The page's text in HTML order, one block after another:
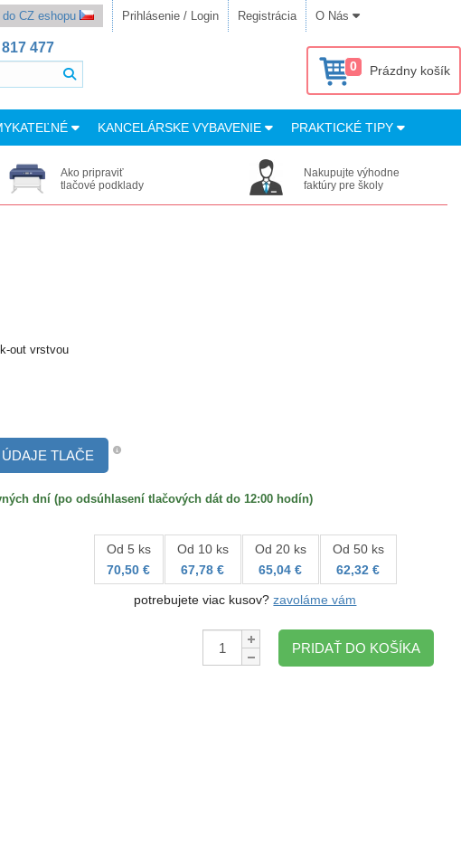
do CZ eshopu Prihlásenie / Login Registrácia O Nás
477
0 Prázdny košík
KANCELÁRSKE VYBAVENIE PRAKTICKÉ TIPY
Ako pripraviť
tlačové podklady
Nakupujte výhodne
faktúry pre školy
out vrstvou
TLAČE
dní (po odsúhlasení tlačových dát do 12:00 hodín)
Od 5 ks
70,50 €
Od 10 ks
67,78 €
Od 20 ks
65,04 €
Od 50 ks
62,32 €
potrebujete viac kusov?zavoláme vám
Množstvo:
PRIDAŤ DO KOŠÍKA